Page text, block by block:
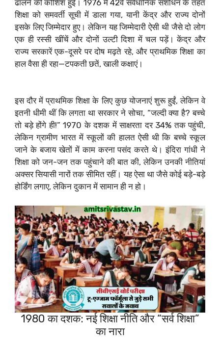
ढालने की कोशिश हुई। 1976 में 42वें संवैधानिक संशोधन के तहत
शिक्षा को समवर्ती सूची में डाला गया, यानी केंद्र और राज्य दोनों
इसके लिए जिम्मेदार हुए। लेकिन यह जिम्मेदारी ऐसी थी जैसे दो लोग
एक ही रस्सी खींचें और दोनों उल्टी दिशा में चल पड़ें। केंद्र और
राज्य सरकारें एक-दूसरे पर दोष मढ़ते रहे, और प्राथमिक शिक्षा का
हाल वैसा ही रहा—टपकती छतें, खाली कक्षाएं।
इस दौर में प्राथमिक शिक्षा के लिए कुछ योजनाएं शुरू हुईं, लेकिन वे
इतनी धीमी थीं कि लगता था सरकार ने सोचा, “जल्दी क्या है? बच्चे
तो बड़े होंगे ही!” 1970 के दशक में साक्षरता दर 34% तक पहुंची,
लेकिन ग्रामीण भारत में स्कूलों की हालत ऐसी थी कि बच्चे स्कूल
जाने के बजाय खेतों में काम करना पसंद करते थे। इंदिरा गांधी ने
शिक्षा को जन-जन तक पहुंचाने की बात की, लेकिन उनकी नीतियां
अक्सर सियासी नारों तक सीमित रहीं। यह ऐसा था जैसे कोई बड़े-बड़े
होर्डिंग लगाए, लेकिन दुकान में सामान ही न हो।
1980 का दशक: नई शिक्षा नीति और “सर्व शिक्षा”
का नारा